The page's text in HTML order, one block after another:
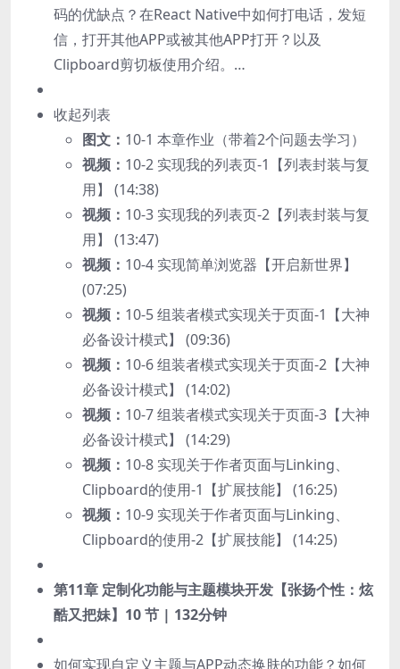
码的优缺点？在React Native中如何打电话，发短
信，打开其他APP或被其他APP打开？以及
Clipboard剪切板使用介绍。…
收起列表
图文： 10-1 本章作业（带着2个问题去学习）
视频： 10-2 实现我的列表页-1【列表封装与复
用】 (14:38)
视频： 10-3 实现我的列表页-2【列表封装与复
用】 (13:47)
视频： 10-4 实现简单浏览器【开启新世界】
(07:25)
视频： 10-5 组装者模式实现关于页面-1【大神
必备设计模式】 (09:36)
视频： 10-6 组装者模式实现关于页面-2【大神
必备设计模式】 (14:02)
视频： 10-7 组装者模式实现关于页面-3【大神
必备设计模式】 (14:29)
视频： 10-8 实现关于作者页面与Linking、
Clipboard的使用-1【扩展技能】 (16:25)
视频： 10-9 实现关于作者页面与Linking、
Clipboard的使用-2【扩展技能】 (14:25)
第11章 定制化功能与主题模块开发【张扬个性：炫
酷又把妹】 10 节 | 132分钟
如何实现自定义主题与APP动态换肤的功能？如何